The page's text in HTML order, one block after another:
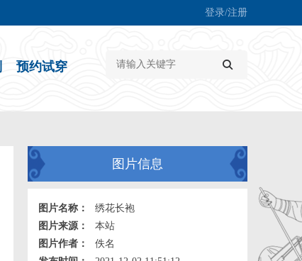
登录/注册
预约试穿
图片信息
图片名称：
绣花长袍
图片来源：
本站
图片作者：
佚名